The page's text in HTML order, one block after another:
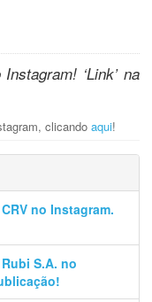
‘Link’ na
clicando aqui!
no Instagram.
S.A. no